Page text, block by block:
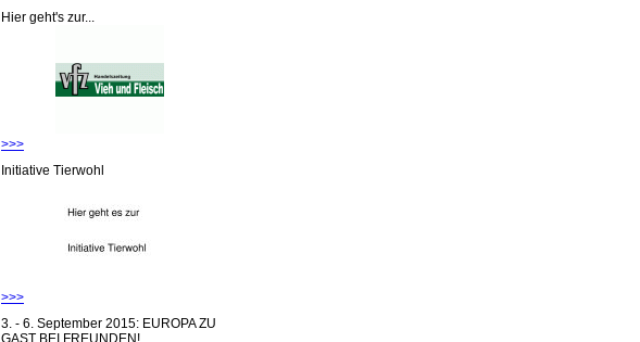
Hier geht's zur...
>>>
Initiative Tierwohl
>>>
3. - 6. September 2015: EUROPA ZU
GAST BEI FREUNDEN!